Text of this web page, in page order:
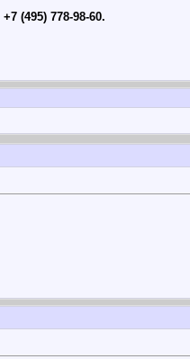
+7 (495) 778-98-60.